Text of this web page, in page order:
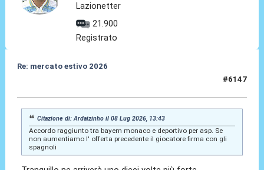
Lazionetter
21.900
Registrato
Re: mercato estivo 2026
#6147
Citazione di: Ardaizinho il 08 Lug 2026, 13:43
Accordo raggiunto tra bayern monaco e deportivo per asp. Se
non aumentiamo l' offerta precedente il giocatore firma con gli
spagnoli